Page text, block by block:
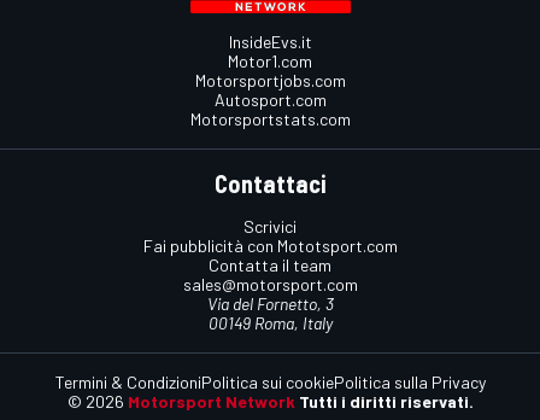
InsideEvs.it
Motor1.com
Motorsportjobs.com
Autosport.com
Motorsportstats.com
Contattaci
Scrivici
Fai pubblicità con Mototsport.com
Contatta il team
sales@motorsport.com
Via del Fornetto, 3
00149 Roma, Italy
© 2026 Motorsport Network Tutti i diritti riservati.
Termini & CondizioniPolitica sui cookiePolitica sulla Privacy